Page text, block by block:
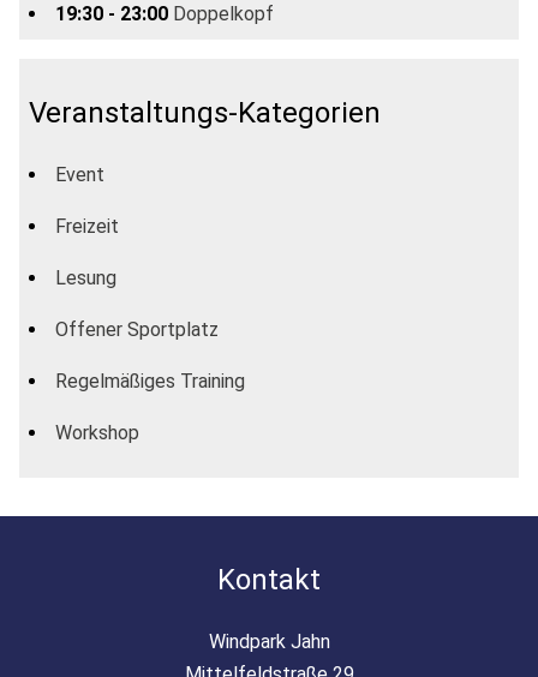
19:30 - 23:00 Doppelkopf
Veranstaltungs-Kategorien
Event
Freizeit
Lesung
Offener Sportplatz
Regelmäßiges Training
Workshop
Kontakt
Windpark Jahn